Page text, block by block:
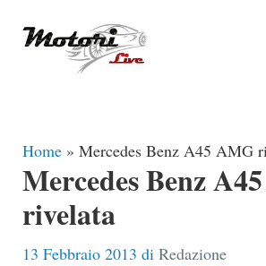
Home » Mercedes Benz A45 AMG
Mercedes Benz
rivelata
13 Febbraio 2013 di Redazione